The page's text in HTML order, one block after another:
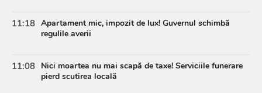
11:18 Apartament mic, impozit de lux! Guvernul schimbă
regulile averii
11:08 Nici moartea nu mai scapă de taxe! Serviciile funerare
pierd scutirea locală